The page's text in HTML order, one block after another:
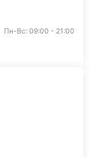
Пн-Вс: 09:00 - 21:00